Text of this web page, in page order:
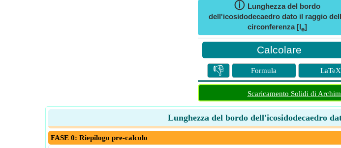
ⓘ Lunghezza del bordo
dell'icosidodecaedro dato il raggio
circonferenza [le]
👎 Formula LaTeX
Scaricamento Solidi di
Lunghezza del bordo dell'icosidodecaedro
FASE 0: Riepilogo pre-calcolo